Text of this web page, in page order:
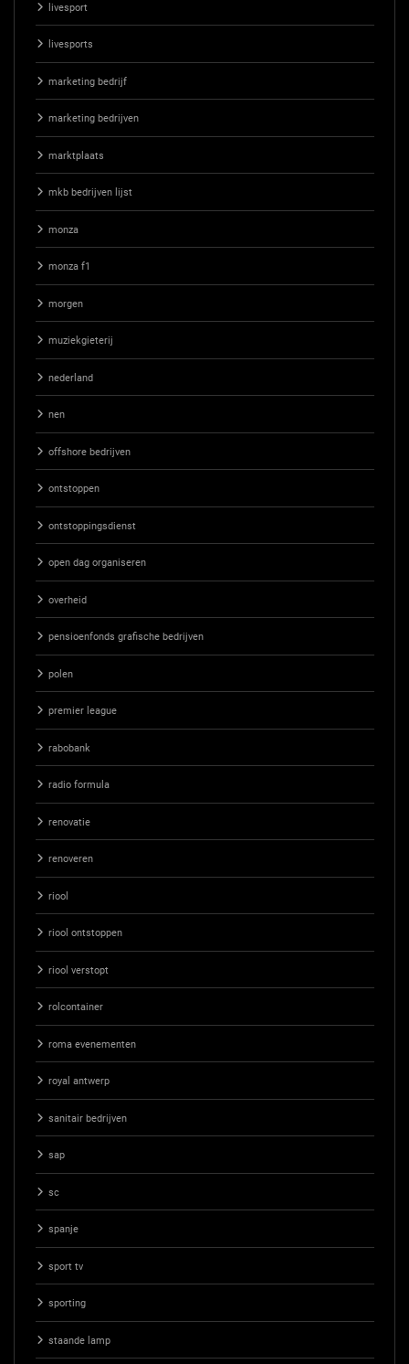
livesport
livesports
marketing bedrijf
marketing bedrijven
marktplaats
mkb bedrijven lijst
monza
monza f1
morgen
muziekgieterij
nederland
nen
offshore bedrijven
ontstoppen
ontstoppingsdienst
open dag organiseren
overheid
pensioenfonds grafische bedrijven
polen
premier league
rabobank
radio formula
renovatie
renoveren
riool
riool ontstoppen
riool verstopt
rolcontainer
roma evenementen
royal antwerp
sanitair bedrijven
sap
sc
spanje
sport tv
sporting
staande lamp